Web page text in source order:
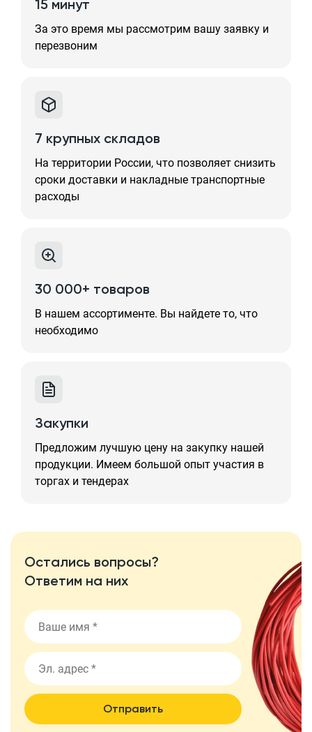
15 минут
За это время мы рассмотрим вашу заявку и
перезвоним
7 крупных складов
На территории России, что позволяет снизить
сроки доставки и накладные транспортные
расходы
30 000+ товаров
В нашем ассортименте. Вы найдете то, что
необходимо
Закупки
Предложим лучшую цену на закупку нашей
продукции. Имеем большой опыт участия в
торгах и тендерах
Остались вопросы?
Ответим на них
Отправить